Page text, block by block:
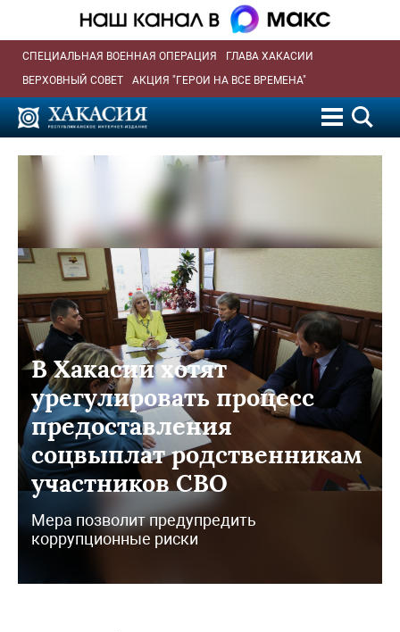
СПЕЦИАЛЬНАЯ ВОЕННАЯ ОПЕРАЦИЯ
ГЛАВА ХАКАСИИ
ВЕРХОВНЫЙ СОВЕТ
АКЦИЯ "ГЕРОИ НА ВСЕ ВРЕМЕНА"
В Хакасии хотят
урегулировать процесс
предоставления
соцвыплат родственникам
участников СВО
Мера позволит предупредить
коррупционные риски